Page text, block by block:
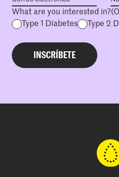
What are you interested in?
Type 1 Diabetes
Type 2